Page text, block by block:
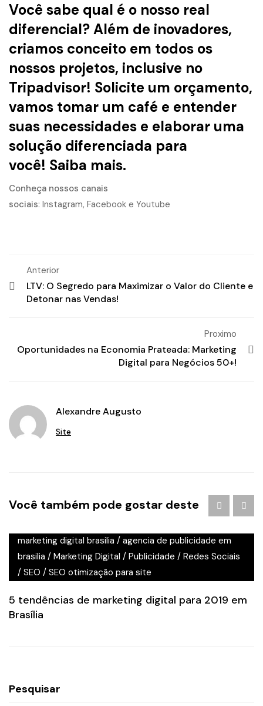
Você sabe qual é o nosso real
diferencial? Além de inovadores,
criamos conceito em todos os
nossos projetos, inclusive no
Tripadvisor! Solicite um orçamento,
vamos tomar um café e entender
suas necessidades e elaborar uma
solução diferenciada para
você! Saiba mais.
Conheça nossos canais
sociais: Instagram, Facebook e Youtube
Anterior
LTV: O Segredo para Maximizar o Valor do Cliente e
Detonar nas Vendas!
Proximo
Oportunidades na Economia Prateada: Marketing
Digital para Negócios 50+!
Alexandre Augusto
Site
Você também pode gostar deste
marketing digital brasilia / agencia de publicidade em
brasilia / Marketing Digital / Publicidade / Redes Sociais
/ SEO / SEO otimização para site
5 tendências de marketing digital para 2019 em
Brasília
Pesquisar